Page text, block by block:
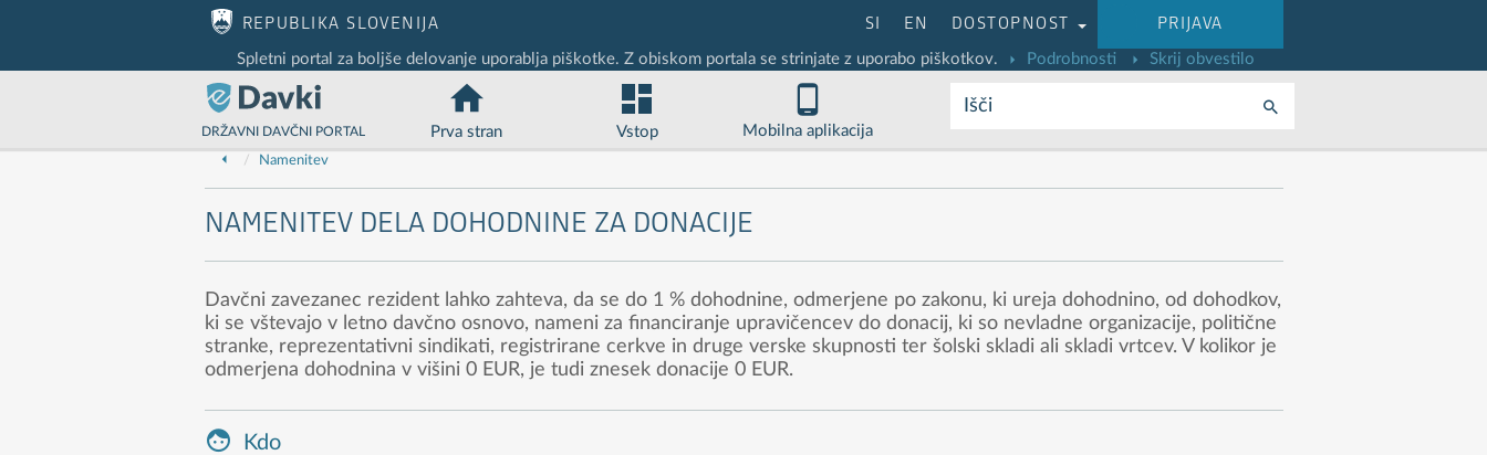
Nadaljuj na vsebino zaprtega portala
REPUBLIKA SLOVENIJA SI EN DOSTOPNOST PRIJAVA
Spletni portal za boljše delovanje uporablja piškotke. Z obiskom portala se strinjate z uporabo piškotkov. Podrobnosti Skrij obvestilo
DRŽAVNI DAVČNI PORTAL Prva stran Vstop Mobilna aplikacija
Išči
Namenitev
NAMENITEV DELA DOHODNINE ZA DONACIJE
Davčni zavezanec rezident lahko zahteva, da se do 1 % dohodnine, odmerjene po zakonu, ki ureja dohodnino, od dohodkov,
ki se vštevajo v letno davčno osnovo, nameni za financiranje upravičencev do donacij, ki so nevladne organizacije, politične
stranke, reprezentativni sindikati, registrirane cerkve in druge verske skupnosti ter šolski skladi ali skladi vrtcev. V kolikor je
odmerjena dohodnina v višini 0 EUR, je tudi znesek donacije 0 EUR.
Kdo